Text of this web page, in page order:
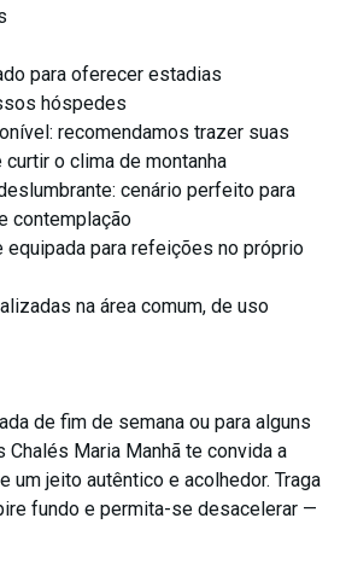
para oferecer estadias
hóspedes
recomendamos trazer suas
o clima de montanha
cenário perfeito para
contemplação
equipada para refeições no próprio
na área comum, de uso
de fim de semana ou para alguns
Maria Manhã te convida a
um jeito autêntico e acolhedor. Traga
fundo e permita-se desacelerar —